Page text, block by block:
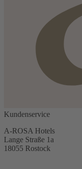
Kundenservice
A-ROSA Hotels
Lange Straße 1a
18055 Rostock